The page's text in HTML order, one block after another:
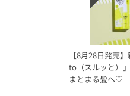
【8月28日発売
to（スルッと）
まとまる髪へ♡